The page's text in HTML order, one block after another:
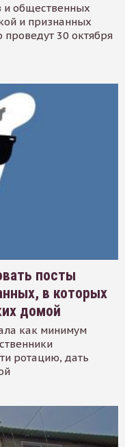
и общественных
и признанных
30 октября
посты
в которых
домой
как минимум
ротацию, дать